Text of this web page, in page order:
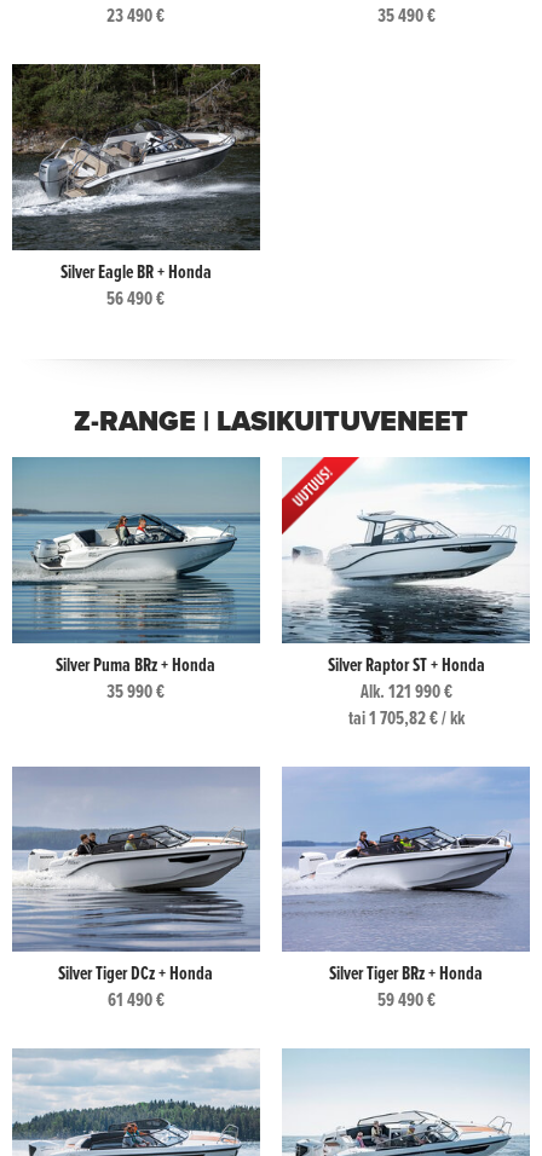
23 490 €
35 490 €
Silver Eagle BR + Honda
56 490 €
Z-RANGE | LASIKUITUVENEET
Silver Puma BRz + Honda
35 990 €
Silver Raptor ST + Honda
Alk. 121 990 €
tai 1 705,82 € / kk
Silver Tiger DCz + Honda
61 490 €
Silver Tiger BRz + Honda
59 490 €